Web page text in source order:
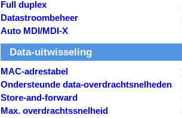
Full duplex
Datastroombeheer
Auto MDI/MDI-X
Data-uitwisseling
MAC-adrestabel
Ondersteunde data-overdrachtsnelheden
Store-and-forward
Max. overdrachtssnelheid